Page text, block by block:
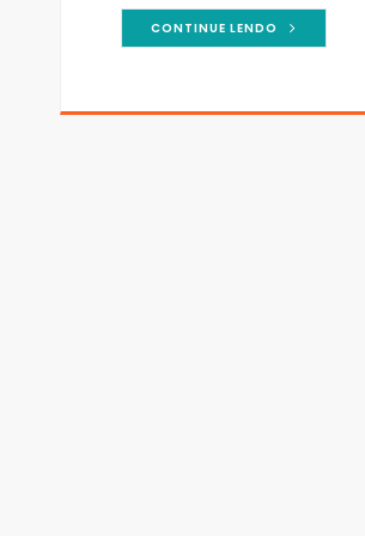
CONTINUE LENDO